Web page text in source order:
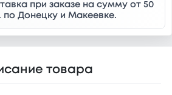
при заказе на сумму от 50
по Донецку и Макеевке.
товара